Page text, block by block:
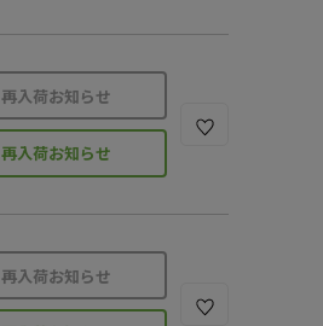
再入荷お知らせ
再入荷お知らせ
再入荷お知らせ